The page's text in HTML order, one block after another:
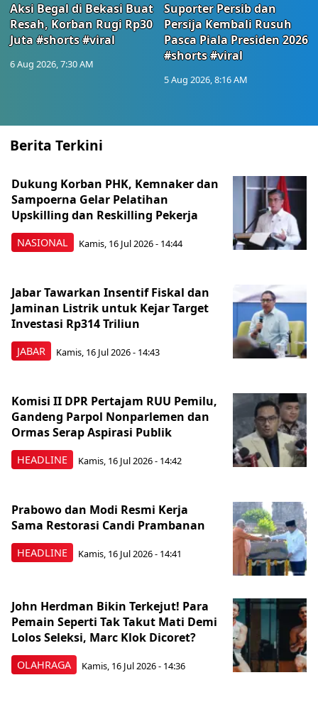
Aksi Begal di Bekasi Buat
Resah, Korban Rugi Rp30
Juta #shorts #viral
6 Aug 2026, 7:30 AM
Suporter Persib dan
Persija Kembali Rusuh
Pasca Piala Presiden 2026
#shorts #viral
5 Aug 2026, 8:16 AM
Berita Terkini
NASIONAL
Dukung Korban PHK, Kemnaker dan
Sampoerna Gelar Pelatihan
Upskilling dan Reskilling Pekerja
Kamis, 16 Jul 2026 - 14:44
JABAR
Jabar Tawarkan Insentif Fiskal dan
Jaminan Listrik untuk Kejar Target
Investasi Rp314 Triliun
Kamis, 16 Jul 2026 - 14:43
HEADLINE
Komisi II DPR Pertajam RUU Pemilu,
Gandeng Parpol Nonparlemen dan
Ormas Serap Aspirasi Publik
Kamis, 16 Jul 2026 - 14:42
HEADLINE
Prabowo dan Modi Resmi Kerja
Sama Restorasi Candi Prambanan
Kamis, 16 Jul 2026 - 14:41
OLAHRAGA
John Herdman Bikin Terkejut! Para
Pemain Seperti Tak Takut Mati Demi
Lolos Seleksi, Marc Klok Dicoret?
Kamis, 16 Jul 2026 - 14:36